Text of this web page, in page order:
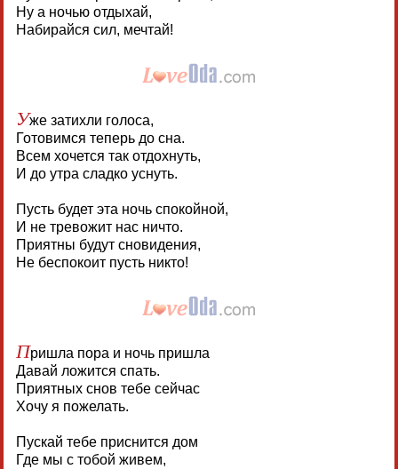
Ну а ночью отдыхай,
Набирайся сил, мечтай!
Уже затихли голоса,
Готовимся теперь до сна.
Всем хочется так отдохнуть,
И до утра сладко уснуть.
Пусть будет эта ночь спокойной,
И не тревожит нас ничто.
Приятны будут сновидения,
Не беспокоит пусть никто!
Пришла пора и ночь пришла
Давай ложится спать.
Приятных снов тебе сейчас
Хочу я пожелать.
Пускай тебе приснится дом
Где мы с тобой живем,